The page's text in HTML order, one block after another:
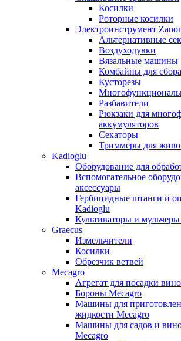
Косилки
Роторные косилки
Электроинструмент
Альтернативные
Воздуходувки
Вязальные машины
Комбайны для
Кусторезы
Разбавители
Рюкзаки для
аккумуляторов
Секаторы
Триммеры для
Kadioglu
Оборудование для
Вспомогательное
аксессуары
Гербицидные штанги и
Kadioglu
Культиваторы и
Graecus
Измельчители
Косилки
Обрезчик ветвей
Mecagro
Агрегат для посадки
Бороны Mecagro
Машины для
жидкости Mecagro
Машины для садов и
Mecagro